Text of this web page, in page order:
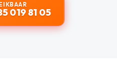
019 81 05